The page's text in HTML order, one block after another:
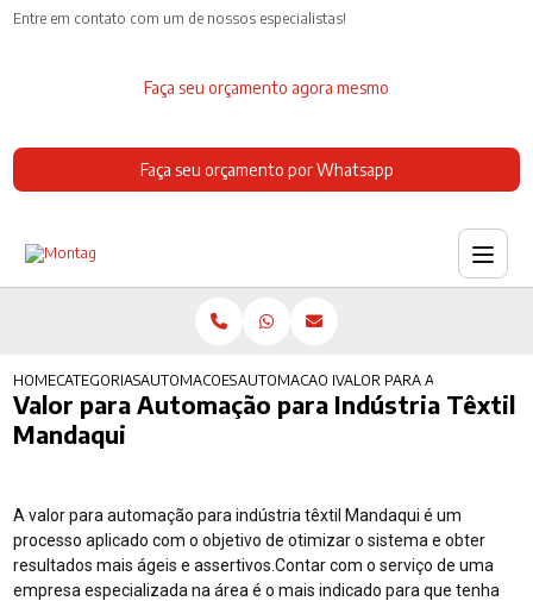
Entre em contato com um de nossos especialistas!
Faça seu orçamento agora mesmo
Faça seu orçamento por Whatsapp
HOMECATEGORIASAUTOMACOES INDUSTRIAISAUTOMACAO INDUSTRIALVALOR PARA AUTOMACAO
Valor para Automação para Indústria Têxtil
Mandaqui
A valor para automação para indústria têxtil Mandaqui é um
processo aplicado com o objetivo de otimizar o sistema e obter
resultados mais ágeis e assertivos.Contar com o serviço de uma
empresa especializada na área é o mais indicado para que tenha